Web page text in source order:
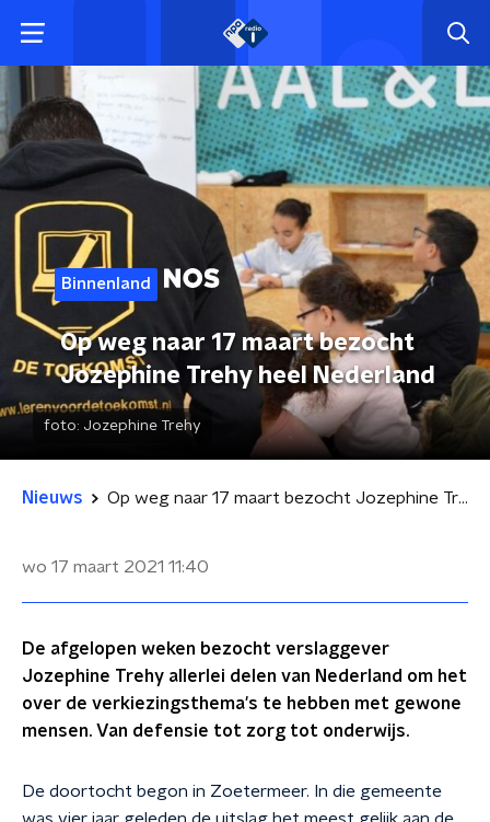
Binnenland
Op weg naar 17 maart bezocht
Jozephine Trehy heel Nederland
foto: Jozephine Trehy
Nieuws Op weg naar 17 maart bezocht Jozephine Trehy heel Nederland
wo 17 maart 2021 11:40
De afgelopen weken bezocht verslaggever
Jozephine Trehy allerlei delen van Nederland om het
over de verkiezingsthema's te hebben met gewone
mensen. Van defensie tot zorg tot onderwijs.
De doortocht begon in Zoetermeer. In die gemeente